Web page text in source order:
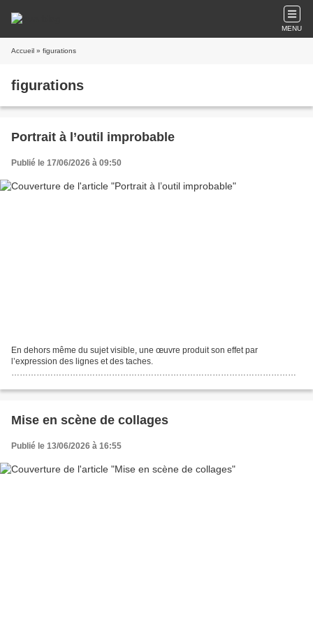
MENU
Accueil » figurations
figurations
Portrait à l’outil improbable
Publié le 17/06/2026 à 09:50
En dehors même du sujet visible, une œuvre produit son effet par
l’expression des lignes et des taches.
…………………………………………………………………………………………
………………………………………………………………………………… Stage...
Mise en scène de collages
Publié le 13/06/2026 à 16:55